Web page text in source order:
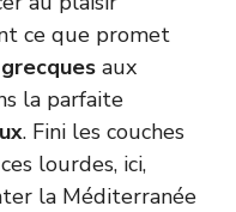
ce que promet
aux
la parfaite
. Fini les couches
lourdes, ici,
la Méditerranée